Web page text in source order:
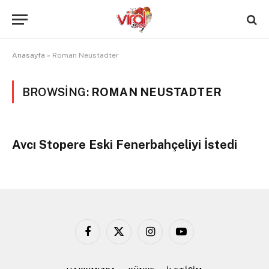
Anasayfa » Roman Neustadter
BROWSING: ROMAN NEUSTADTER
Avcı Stopere Eski Fenerbahçeliyi İstedi
Facebook
X
InstagramYouTube